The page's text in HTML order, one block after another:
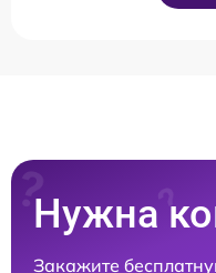
Нужна
Закажите